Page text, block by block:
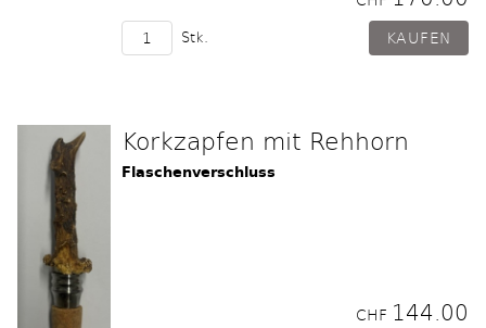
Stk.
Korkzapfen mit Rehhorn
Flaschenverschluss
CHF 144.00